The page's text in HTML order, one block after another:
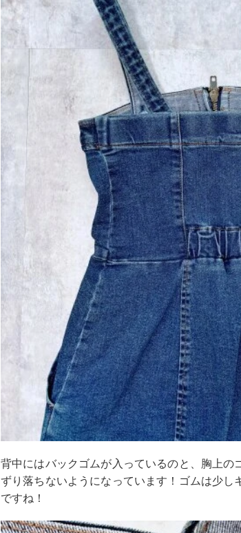
背中にはバックゴムが入っているのと、胸上の
ずり落ちないようになっています！ゴムは少し
ですね！